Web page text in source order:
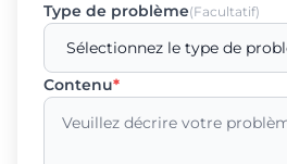
Type de problème(Facultatif)
Contenu*